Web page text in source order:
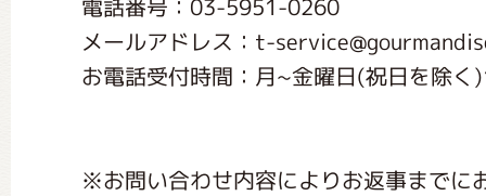
電話番号：03-5951-0260
メールアドレス：t-
お電話受付時間：月~金曜日(祝日を除
※お問い合わせ内容によりお返事までに